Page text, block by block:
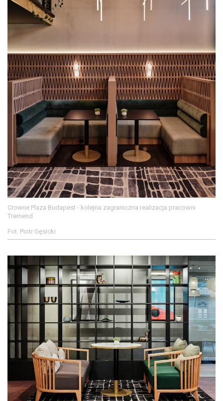
Crowne Plaza Budapest - kolejna zagraniczna realizacja pracowni
Tremend
Fot. Piotr Gęsicki